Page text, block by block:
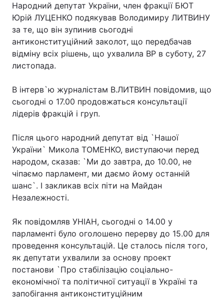
Народний депутат України, член фракції БЮТ
Юрій ЛУЦЕНКО подякував Володимиру ЛИТВИНУ
за те, що він зупинив сьогодні
антиконституційний заколот, що передбачав
відміну всіх рішень, що ухвалила ВР в суботу, 27
листопада.
В інтерв`ю журналістам В.ЛИТВИН повідомив, що
сьогодні о 17.00 продовжаться консультації
лідерів фракцій і груп.
Після цього народний депутат від `Нашої
України` Микола ТОМЕНКО, виступаючи перед
народом, сказав: `Ми до завтра, до 10.00, не
чіпаємо парламент, ми даємо йому останній
шанс`. І закликав всіх піти на Майдан
Незалежності.
Як повідомляв УНІАН, сьогодні о 14.00 у
парламенті було оголошено перерву до 15.00 для
проведення консультацій. Це сталось після того,
як депутати ухвалили за основу проект
постанови `Про стабілізацію соціально-
економічної та політичної ситуації в Україні та
запобігання антиконституційним